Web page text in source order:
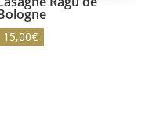
15,00€